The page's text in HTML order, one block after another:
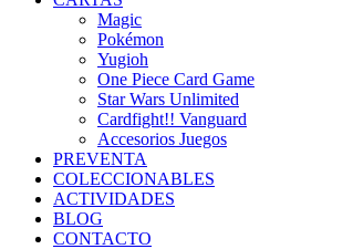
Magic
Pokémon
Yugioh
One Piece Card Game
Star Wars Unlimited
Cardfight!! Vanguard
Accesorios Juegos
PREVENTA
COLECCIONABLES
ACTIVIDADES
BLOG
CONTACTO